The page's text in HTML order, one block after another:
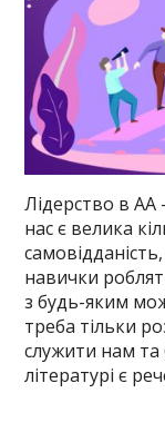
Лідерство в АА
нас є велика
навички
з будь-яким
треба тільки
служити нам та
літературі є